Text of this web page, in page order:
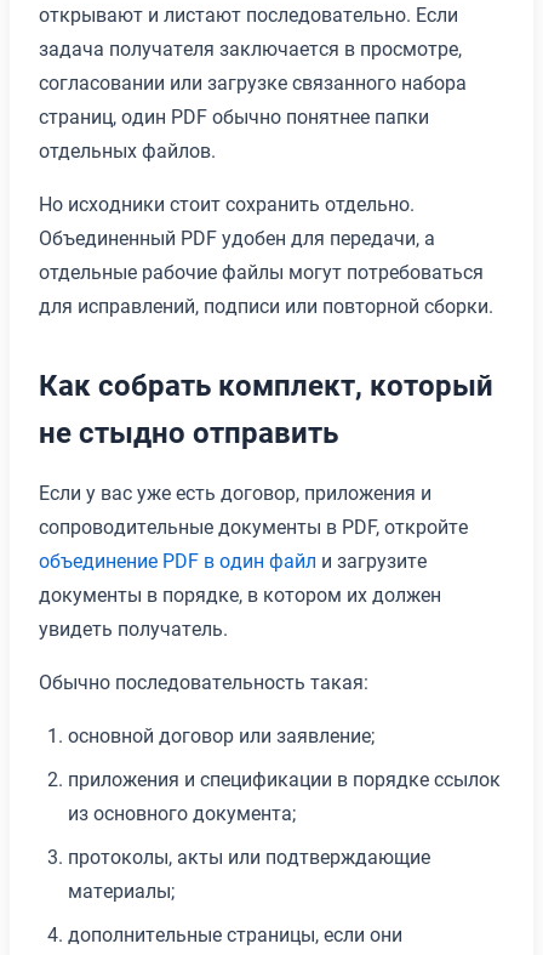
открывают и листают последовательно. Если
задача получателя заключается в просмотре,
согласовании или загрузке связанного набора
страниц, один PDF обычно понятнее папки
отдельных файлов.
Но исходники стоит сохранить отдельно.
Объединенный PDF удобен для передачи, а
отдельные рабочие файлы могут потребоваться
для исправлений, подписи или повторной сборки.
Как собрать комплект, который
не стыдно отправить
Если у вас уже есть договор, приложения и
сопроводительные документы в PDF, откройте
объединение PDF в один файл и загрузите
документы в порядке, в котором их должен
увидеть получатель.
Обычно последовательность такая:
основной договор или заявление;
приложения и спецификации в порядке ссылок
из основного документа;
протоколы, акты или подтверждающие
материалы;
дополнительные страницы, если они